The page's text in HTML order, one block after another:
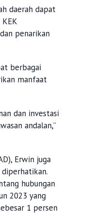
daerah dapat
penarikan
berbagai
manfaat
dan investasi
andalan,”
Erwin juga
hubungan
2023 yang
1 persen